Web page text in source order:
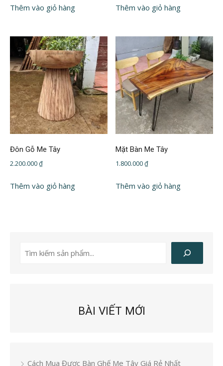
Thêm vào giỏ hàng Thêm vào giỏ hàng
Đôn Gỗ Me Tây
2.200.000₫
Thêm vào giỏ hàng
Mặt Bàn Me Tây
1.800.000₫
Thêm vào giỏ hàng
BÀI VIẾT MỚI
Cách Mua Được Bàn Ghế Me Tây Giá Rẻ Nhất